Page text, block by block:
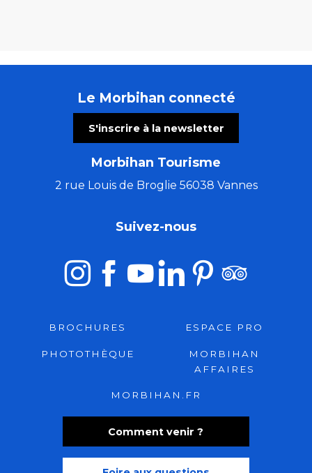
Le Morbihan connecté
S'inscrire à la newsletter
Morbihan Tourisme
2 rue Louis de Broglie 56038 Vannes
Comment venir ?
Suivez-nous
BROCHURES ESPACE PRO
PHOTOTHÈQUE
MORBIHAN
AFFAIRES
MORBIHAN.FR